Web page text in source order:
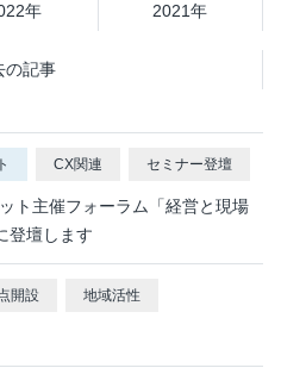
年 2021年
の記事
CX関連 セミナー登壇
ト主催フォーラム「経営と現場
登壇します
開設 地域活性